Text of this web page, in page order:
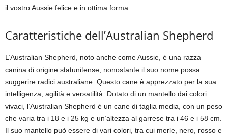
il vostro Aussie felice e in ottima forma.
Caratteristiche dell’Australian Shepherd
L’Australian Shepherd, noto anche come Aussie, è una razza
canina di origine statunitense, nonostante il suo nome possa
suggerire radici australiane. Questo cane è apprezzato per la sua
intelligenza, agilità e versatilità. Dotato di un mantello dai colori
vivaci, l’Australian Shepherd è un cane di taglia media, con un peso
che varia tra i 18 e i 25 kg e un’altezza al garrese tra i 46 e i 58 cm.
Il suo mantello può essere di vari colori, tra cui merle, nero, rosso e